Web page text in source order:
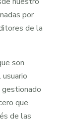
por
de la
son
gestionado
que
de las